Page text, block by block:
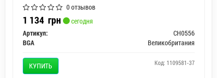
0 отзывов
1 134 грн
сегодня
Артикул:
CH0556
BGA
Великобритания
КУПИТЬ Код: 1109581-37